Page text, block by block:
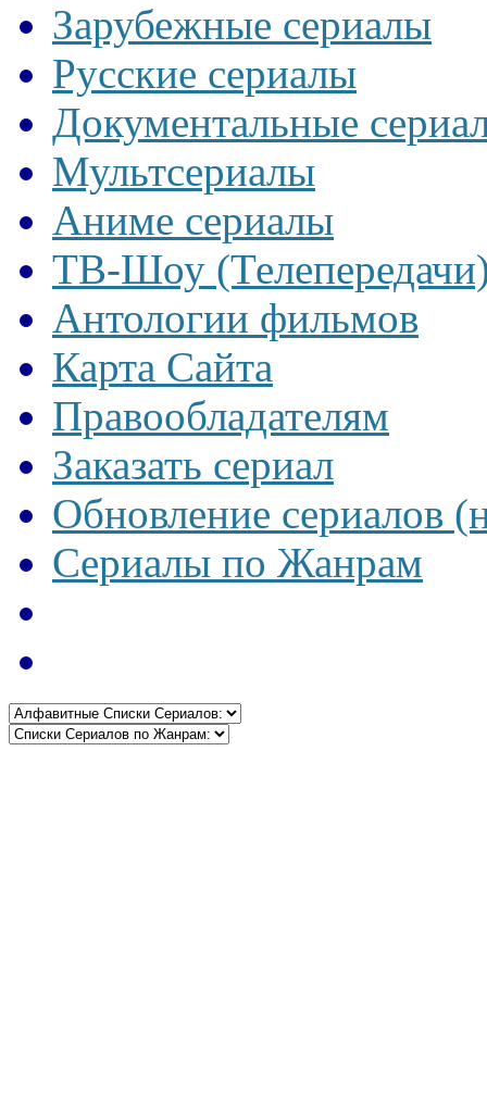
Зарубежные сериалы
Русские сериалы
Документальные
Мультсериалы
Аниме сериалы
ТВ-Шоу
Антологии фильмов
Карта Сайта
Правообладателям
Заказать сериал
Обновление сериалов
Сериалы по Жанрам